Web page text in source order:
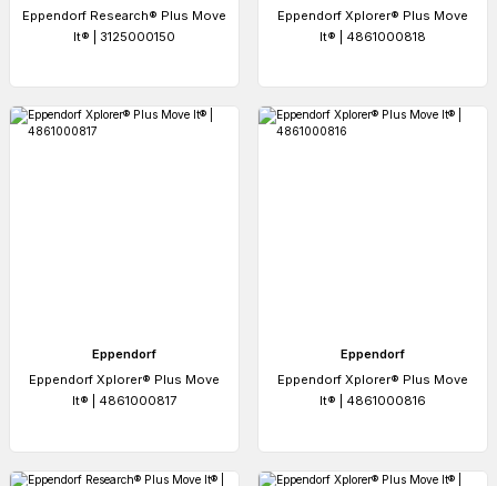
Eppendorf Research® Plus Move
It® | 3125000150
Eppendorf Xplorer® Plus Move
It® | 4861000818
Eppendorf
Eppendorf Xplorer® Plus Move
It® | 4861000817
Eppendorf
Eppendorf Xplorer® Plus Move
It® | 4861000816